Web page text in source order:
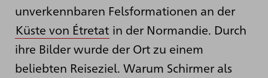
unverkennbaren Felsformationen an der
Küste von Étretat in der Normandie. Durch
ihre Bilder wurde der Ort zu einem
beliebten Reiseziel. Warum Schirmer als